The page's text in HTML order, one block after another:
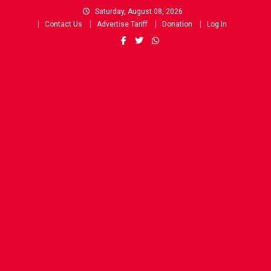
Saturday, August 08, 2026
Contact Us
Advertise Tariff Donation Log In